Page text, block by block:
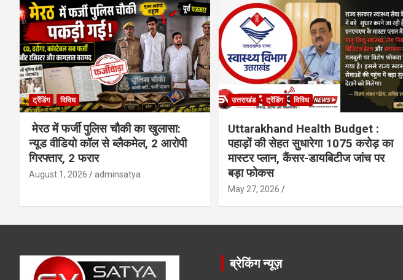
ट्रेंडिंग विविध
मेरठ में फर्जी पुलिस चौकी का खुलासा:
न्यूड वीडियो कॉल से ब्लैकमेल, 2 आरोपी
गिरफ्तार, 2 फरार
August 1, 2026 adminsatya
उत्तराखंड ट्रेंडिंग विविध
Uttarakhand Health Budget :
पहाड़ों की सेहत सुधारेगा 1075 करोड़ का
मास्टर प्लान, कैंसर-डायबिटीज जांच पर
बड़ा फोकस
May 27, 2026
ब्रेकिंग न्यूज़